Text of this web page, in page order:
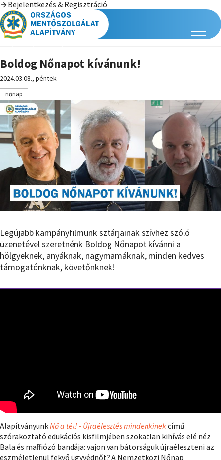
Bejelentkezés & Regisztráció
Boldog Nőnapot kívánunk!
2024.03.08., péntek
nőnap
Legújabb kampányfilmünk sztárjainak szívhez szóló
üzenetével szeretnénk Boldog Nőnapot kívánni a
hölgyeknek, anyáknak, nagymamáknak, minden kedves
támogatónknak, követőnknek!
AlapítványunkNő a tét! - Újraélesztés mindenkinekcímű
szórakoztató edukációs kisfilmjében szokatlan kihívás elé néz
Bala és maffiózó bandája: vajon van bátorságuk újraéleszteni az
eszméletlenül fekvő ügyvédnőt? A Nemzetközi Nőnap